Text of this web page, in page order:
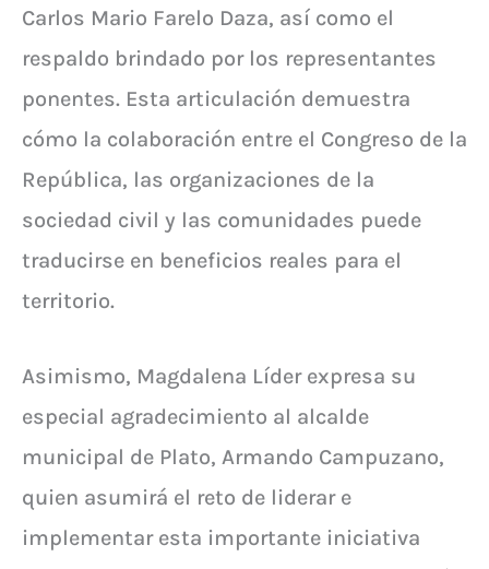
Carlos Mario Farelo Daza, así como el
respaldo brindado por los representantes
ponentes. Esta articulación demuestra
cómo la colaboración entre el Congreso de la
República, las organizaciones de la
sociedad civil y las comunidades puede
traducirse en beneficios reales para el
territorio.
Asimismo, Magdalena Líder expresa su
especial agradecimiento al alcalde
municipal de Plato, Armando Campuzano,
quien asumirá el reto de liderar e
implementar esta importante iniciativa